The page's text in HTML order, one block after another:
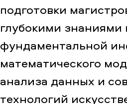
подготовки
глубокими знаниями
фундаментальной
математического
анализа данных и
технологий